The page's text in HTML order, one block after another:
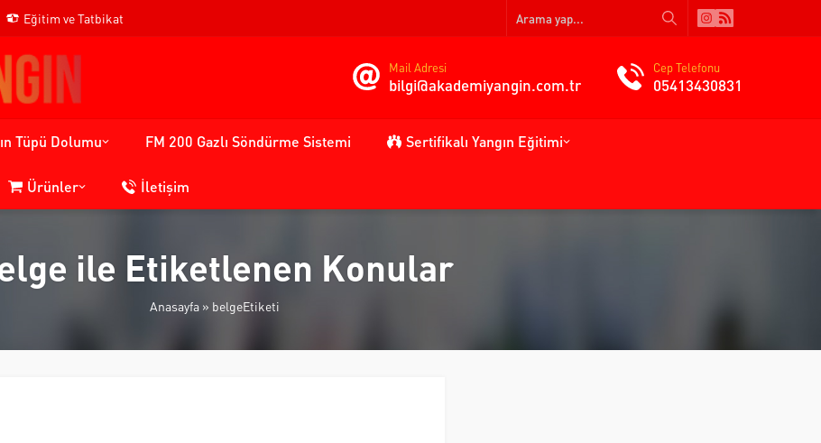
Eğitim ve Tatbikat
Mail Adresi
bilgi@akademiyangin.com.tr
Cep Telefonu
05413430831
Tüpü Dolumu FM 200 Gazlı Söndürme Sistemi Sertifikalı Yangın Eğitimi
Ürünler İletişim
ile Etiketlenen Konular
Anasayfa » belgeEtiketi